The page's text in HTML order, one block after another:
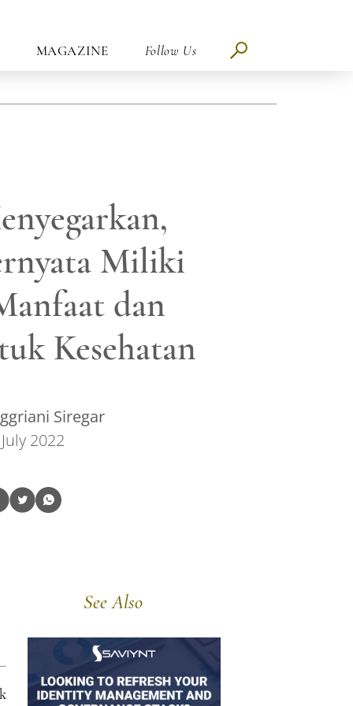
MAGAZINE Follow Us
Miliki
dan
Kesehatan
Siregar
2022
See Also